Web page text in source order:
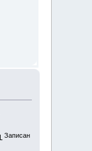
Записан